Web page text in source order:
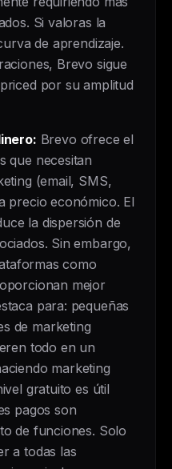
Si valoras la
de aprendizaje.
Brevo sigue
por su amplitud
Brevo ofrece el
que necesitan
(email, SMS,
precio económico. El
la dispersión de
Sin embargo,
como
mejor
para: pequeñas
de marketing
todo en un
marketing
gratuito es útil
pagos son
de funciones. Solo
a todas las